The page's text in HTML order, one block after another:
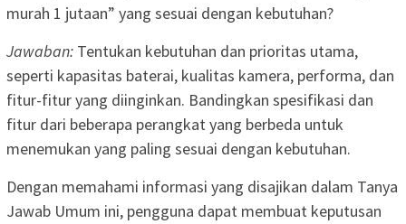
murah 1 jutaan” yang sesuai dengan kebutuhan?
Jawaban: Tentukan kebutuhan dan prioritas utama,
seperti kapasitas baterai, kualitas kamera, performa, dan
fitur-fitur yang diinginkan. Bandingkan spesifikasi dan
fitur dari beberapa perangkat yang berbeda untuk
menemukan yang paling sesuai dengan kebutuhan.
Dengan memahami informasi yang disajikan dalam Tanya
Jawab Umum ini, pengguna dapat membuat keputusan